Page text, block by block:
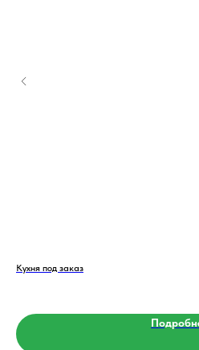
Кухня под заказ